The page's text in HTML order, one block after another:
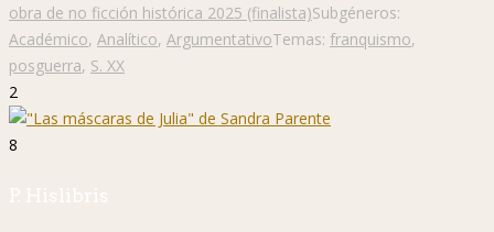
obra de no ficción histórica 2025 (finalista)Subgéneros:
Académico, Analítico, ArgumentativoTemas: franquismo,
posguerra, S. XX
2
8
P. Hislibris